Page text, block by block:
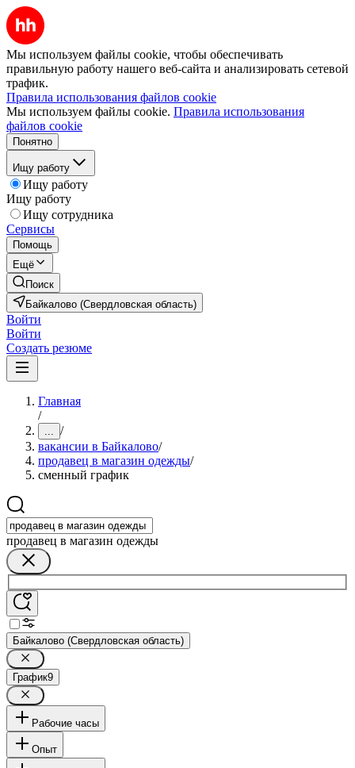
Мы используем файлы cookie, чтобы обеспечивать
правильную работу нашего веб-сайта и анализировать сетевой
трафик.
Правила использования файлов cookie
Мы используем файлы cookie. Правила использования
файлов cookie
Понятно
Ищу работу
Ищу работу
Ищу работу
Ищу сотрудника
Сервисы
Помощь
Ещё
Поиск
Байкалово (Свердловская область)
Войти
Войти
Создать резюме
Главная
/
... /
вакансии в Байкалово/
продавец в магазин одежды/
сменный график
продавец в магазин одежды
Байкалово (Свердловская область)
График9
Рабочие часы
Опыт